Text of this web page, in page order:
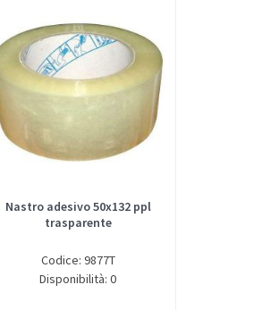
Nastro adesivo 50x132 ppl
trasparente
Codice: 9877T
Disponibilità: 0